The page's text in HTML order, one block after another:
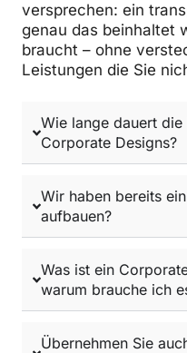
versprechen: ein
genau das beinhaltet
braucht – ohne
Leistungen die Sie
Wie lange dauert
Corporate Designs?
Wir haben bereits
aufbauen?
Was ist ein
warum brauche ich
Übernehmen Sie